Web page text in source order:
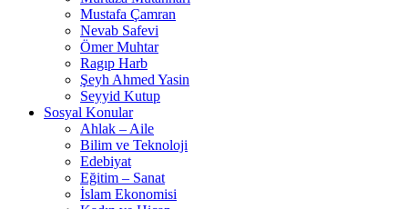
Mustafa Çamran
Nevab Safevi
Ömer Muhtar
Ragıp Harb
Şeyh Ahmed Yasin
Seyyid Kutup
Sosyal Konular
Ahlak – Aile
Bilim ve Teknoloji
Edebiyat
Eğitim – Sanat
İslam Ekonomisi